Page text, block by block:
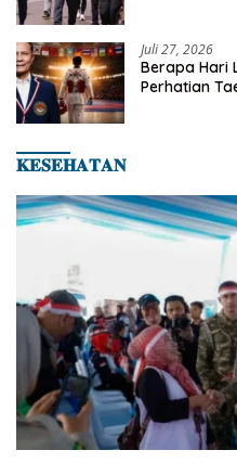
Juli 27, 2026
Berapa Hari
Perhatian
𝐊𝐄𝐒𝐄𝐇𝐀𝐓𝐀𝐍